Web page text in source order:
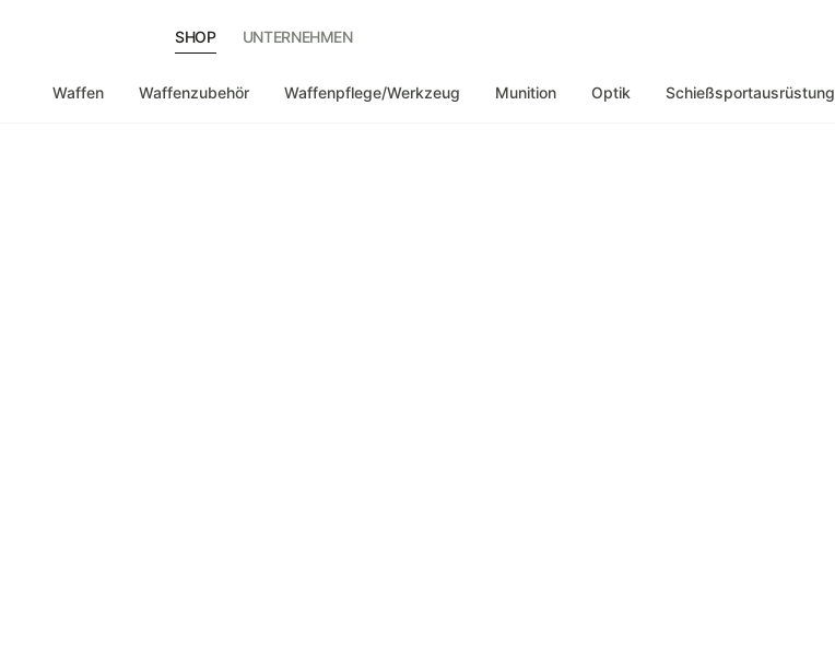
SHOP UNTERNEHMEN
Waffen Waffenzubehör Waffenpflege/Werkzeug Munition Optik Schießsportausrüstung